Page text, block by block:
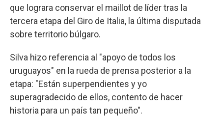
que lograra conservar el maillot de líder tras la
tercera etapa del Giro de Italia, la última disputada
sobre territorio búlgaro.
Silva hizo referencia al "apoyo de todos los
uruguayos" en la rueda de prensa posterior a la
etapa: "Están superpendientes y yo
superagradecido de ellos, contento de hacer
historia para un país tan pequeño".